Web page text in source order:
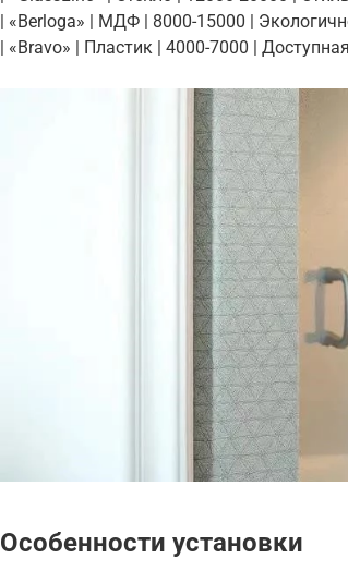
| «Berloga» | МДФ | 8000-15000 |
| «Bravo» | Пластик | 4000-7000 |
Особенности установки